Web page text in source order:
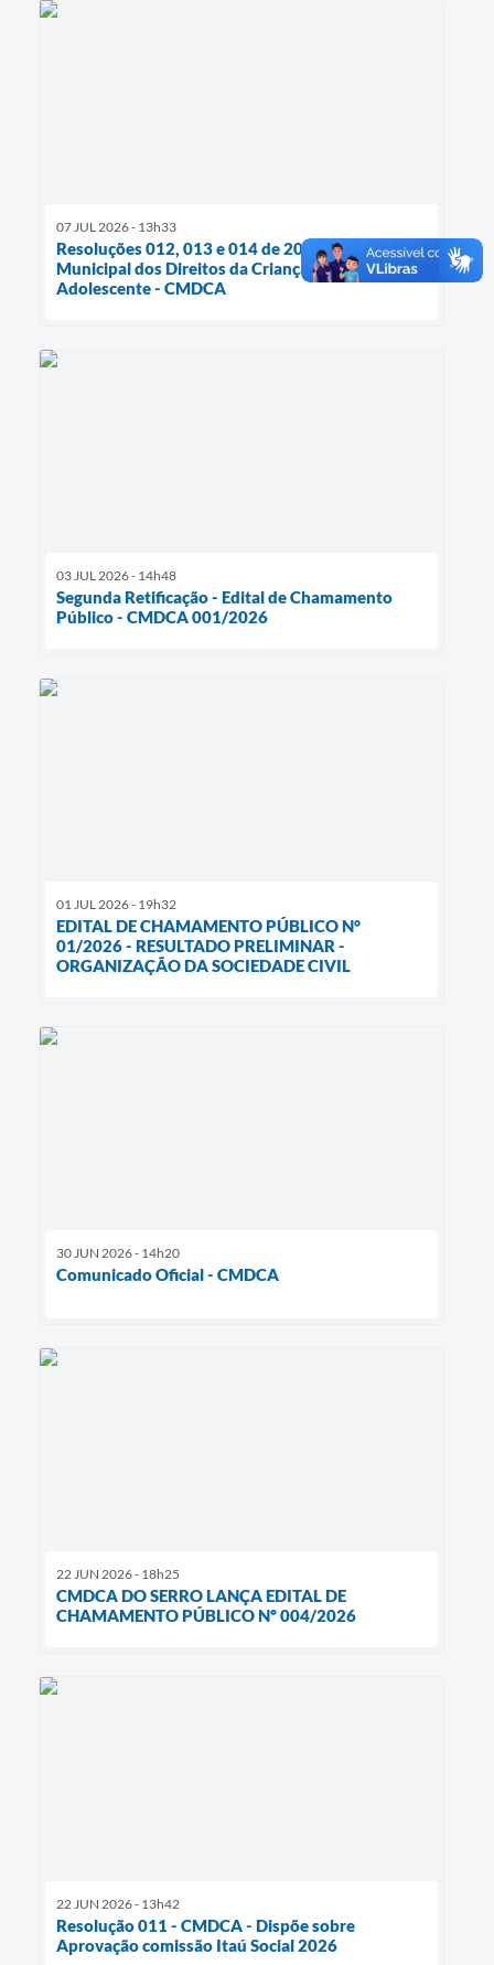
07 JUL 2026 - 13h33
Resoluções 012, 013 e 014 de 2026 do Conselho
Municipal dos Direitos da Criança e do
Adolescente - CMDCA
03 JUL 2026 - 14h48
Segunda Retificação - Edital de Chamamento
Público - CMDCA 001/2026
01 JUL 2026 - 19h32
EDITAL DE CHAMAMENTO PÚBLICO N°
01/2026 - RESULTADO PRELIMINAR -
ORGANIZAÇÃO DA SOCIEDADE CIVIL
30 JUN 2026 - 14h20
Comunicado Oficial - CMDCA
22 JUN 2026 - 18h25
CMDCA DO SERRO LANÇA EDITAL DE
CHAMAMENTO PÚBLICO Nº 004/2026
22 JUN 2026 - 13h42
Resolução 011 - CMDCA - Dispõe sobre
Aprovação comissão Itaú Social 2026